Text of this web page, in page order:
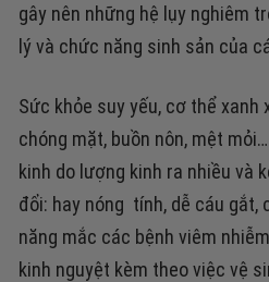
gây nên những hệ lụy nghiêm
lý và chức năng sinh sản của
Sức khỏe suy yếu, cơ thể xanh
chóng mặt, buồn nôn, mệt mỏi…
kinh do lượng kinh ra nhiều và
đổi: hay nóng tính, dễ cáu gắt,
năng mắc các bệnh viêm
kinh nguyệt kèm theo việc vệ